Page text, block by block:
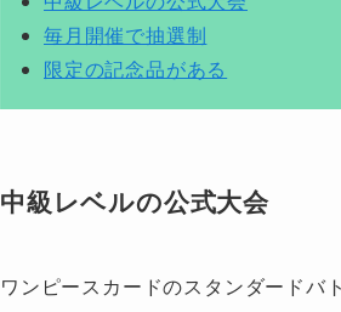
毎月開催で抽選制
限定の記念品がある
中級レベルの公式大会
ワンピースカードのスタンダードバ